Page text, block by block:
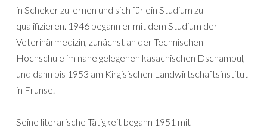
in Scheker zu lernen und sich für ein Studium zu
qualifizieren. 1946 begann er mit dem Studium der
Veterinärmedizin, zunächst an der Technischen
Hochschule im nahe gelegenen kasachischen Dschambul,
und dann bis 1953 am Kirgisischen Landwirtschaftsinstitut
in Frunse.
Seine literarische Tätigkeit begann 1951 mit